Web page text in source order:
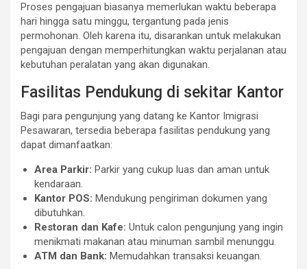
Proses pengajuan biasanya memerlukan waktu beberapa
hari hingga satu minggu, tergantung pada jenis
permohonan. Oleh karena itu, disarankan untuk melakukan
pengajuan dengan memperhitungkan waktu perjalanan atau
kebutuhan peralatan yang akan digunakan.
Fasilitas Pendukung di sekitar Kantor
Bagi para pengunjung yang datang ke Kantor Imigrasi
Pesawaran, tersedia beberapa fasilitas pendukung yang
dapat dimanfaatkan:
Area Parkir: Parkir yang cukup luas dan aman untuk
kendaraan.
Kantor POS: Mendukung pengiriman dokumen yang
dibutuhkan.
Restoran dan Kafe: Untuk calon pengunjung yang ingin
menikmati makanan atau minuman sambil menunggu.
ATM dan Bank: Memudahkan transaksi keuangan.